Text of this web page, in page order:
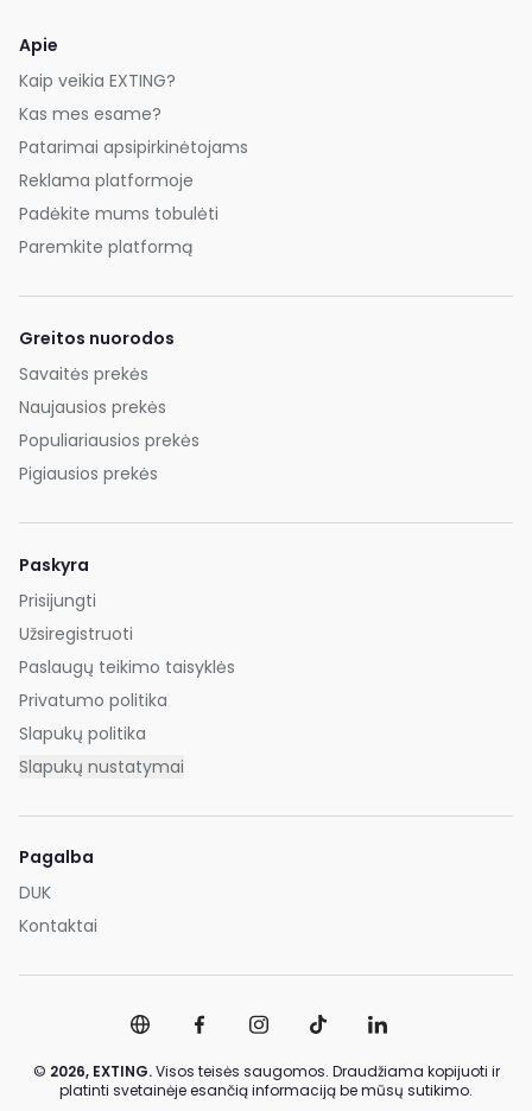
Apie
Kaip veikia EXTING?
Kas mes esame?
Patarimai apsipirkinėtojams
Reklama platformoje
Padėkite mums tobulėti
Paremkite platformą
Greitos nuorodos
Savaitės prekės
Naujausios prekės
Populiariausios prekės
Pigiausios prekės
Paskyra
Prisijungti
Užsiregistruoti
Paslaugų teikimo taisyklės
Privatumo politika
Slapukų politika
Slapukų nustatymai
Pagalba
DUK
Kontaktai
© 2026, EXTING.Visos teisės saugomos. Draudžiama kopijuoti ir
platinti svetainėje esančią informaciją be mūsų sutikimo.